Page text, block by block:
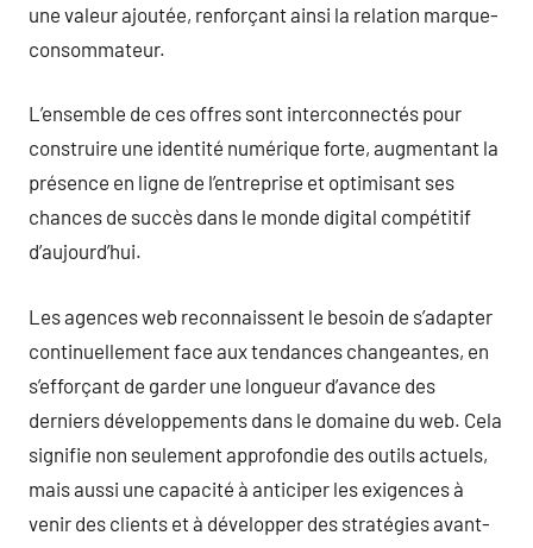
une valeur ajoutée, renforçant ainsi la relation marque-
consommateur.
L’ensemble de ces offres sont interconnectés pour
construire une identité numérique forte, augmentant la
présence en ligne de l’entreprise et optimisant ses
chances de succès dans le monde digital compétitif
d’aujourd’hui.
Les agences web reconnaissent le besoin de s’adapter
continuellement face aux tendances changeantes, en
s’efforçant de garder une longueur d’avance des
derniers développements dans le domaine du web. Cela
signifie non seulement approfondie des outils actuels,
mais aussi une capacité à anticiper les exigences à
venir des clients et à développer des stratégies avant-